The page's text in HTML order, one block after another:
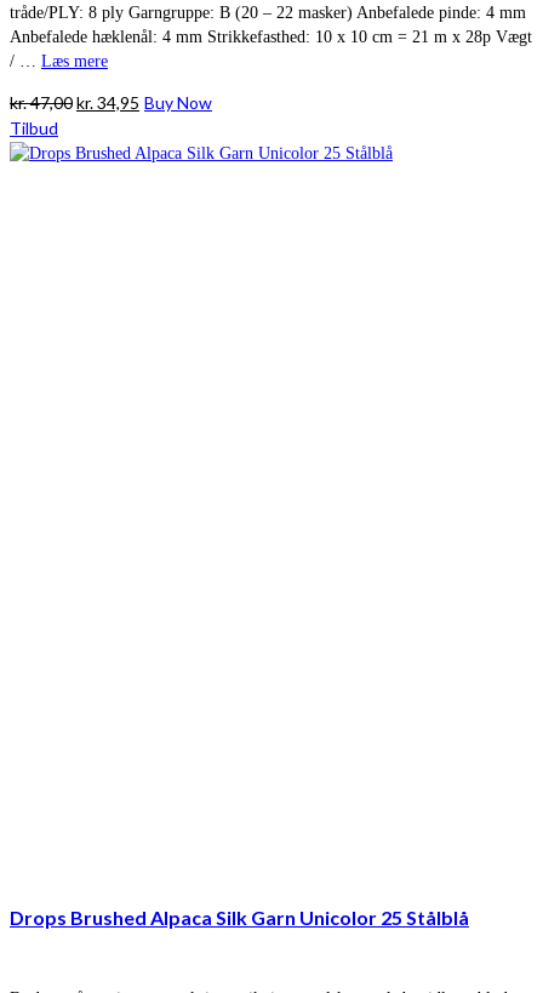
tråde/PLY: 8 ply Garngruppe: B (20 – 22 masker) Anbefalede pinde: 4 mm
Anbefalede hæklenål: 4 mm Strikkefasthed: 10 x 10 cm = 21 m x 28p Vægt
/ … Læs mere
kr.47,00Den
pris
kr.34,95 Den
pris
Buy Now
Tilbud
Drops Brushed Alpaca Silk Garn Unicolor 25 Stålblå